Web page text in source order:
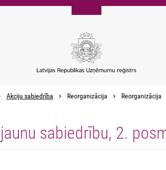
Akciju sabiedrība Reorganizācija Reorganizācija
sabiedrību, 2.